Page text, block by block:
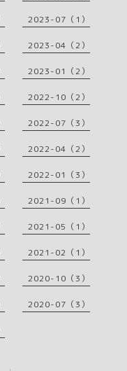
2023-07（1）
2023-04（2）
2023-01（2）
2022-10（2）
2022-07（3）
2022-04（2）
2022-01（3）
2021-09（1）
2021-05（1）
2021-02（1）
2020-10（3）
2020-07（3）